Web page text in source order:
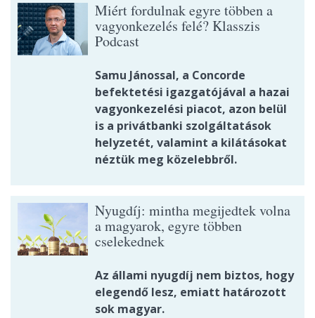
Miért fordulnak egyre többen a
vagyonkezelés felé? Klasszis
Podcast
Samu Jánossal, a Concorde
befektetési igazgatójával a hazai
vagyonkezelési piacot, azon belül
is a privátbanki szolgáltatások
helyzetét, valamint a kilátásokat
néztük meg közelebbről.
Nyugdíj: mintha megijedtek volna
a magyarok, egyre többen
cselekednek
Az állami nyugdíj nem biztos, hogy
elegendő lesz, emiatt határozott
sok magyar.